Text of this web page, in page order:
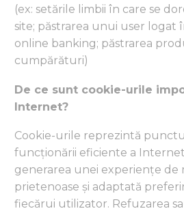
(ex: setările limbii în care se
site; păstrarea unui user logat
online banking; păstrarea
cumpărături)
De ce sunt cookie-urile
Internet?
Cookie-urile reprezintă
funcționării eficiente a
generarea unei experiențe de
prietenoase și adaptată
fiecărui utilizator. Refuzarea